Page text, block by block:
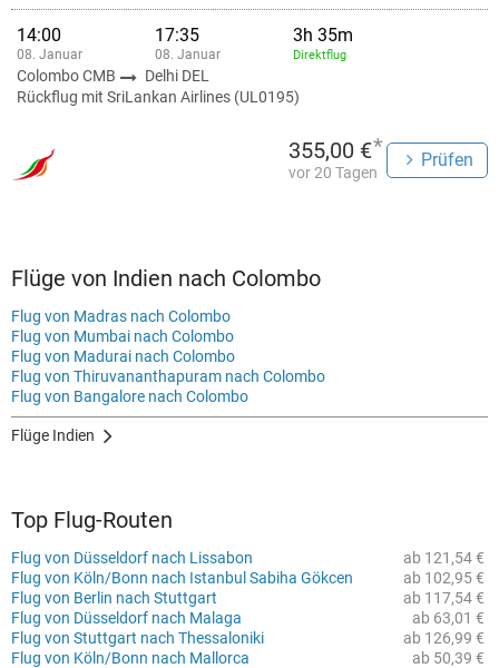
14:00
08. Januar
17:35
08. Januar
3h 35m
Direktflug
Colombo CMB
Delhi DEL
Rückflug mit SriLankan Airlines (UL0195)
355,00 €*
vor 20 Tagen
Prüfen
Flüge von Indien nach Colombo
Flug von Madras nach Colombo
Flug von Mumbai nach Colombo
Flug von Madurai nach Colombo
Flug von Thiruvananthapuram nach Colombo
Flug von Bangalore nach Colombo
Flüge Indien
Top Flug-Routen
ab 121,54 €
Flug von Düsseldorf nach Lissabon
ab 102,95 €
Flug von Köln/Bonn nach Istanbul Sabiha Gökcen
ab 117,54 €
Flug von Berlin nach Stuttgart
ab 63,01 €
Flug von Düsseldorf nach Malaga
ab 126,99 €
Flug von Stuttgart nach Thessaloniki
ab 50,39 €
Flug von Köln/Bonn nach Mallorca